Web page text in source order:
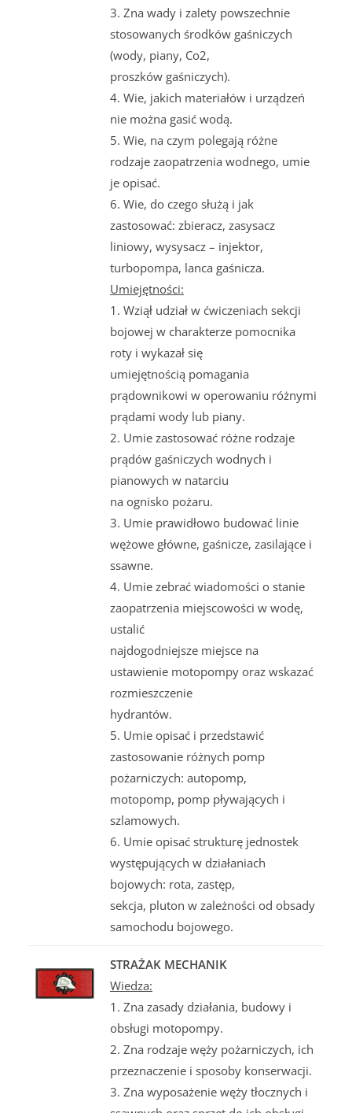
3. Zna wady i zalety powszechnie
stosowanych środków gaśniczych
(wody, piany, Co2,
proszków gaśniczych).
4. Wie, jakich materiałów i urządzeń
nie można gasić wodą.
5. Wie, na czym polegają różne
rodzaje zaopatrzenia wodnego, umie
je opisać.
6. Wie, do czego służą i jak
zastosować: zbieracz, zasysacz
liniowy, wysysacz – injektor,
turbopompa, lanca gaśnicza.
Umiejętności:
1. Wziął udział w ćwiczeniach sekcji
bojowej w charakterze pomocnika
roty i wykazał się
umiejętnością pomagania
prądownikowi w operowaniu różnymi
prądami wody lub piany.
2. Umie zastosować różne rodzaje
prądów gaśniczych wodnych i
pianowych w natarciu
na ognisko pożaru.
3. Umie prawidłowo budować linie
wężowe główne, gaśnicze, zasilające i
ssawne.
4. Umie zebrać wiadomości o stanie
zaopatrzenia miejscowości w wodę,
ustalić
najdogodniejsze miejsce na
ustawienie motopompy oraz wskazać
rozmieszczenie
hydrantów.
5. Umie opisać i przedstawić
zastosowanie różnych pomp
pożarniczych: autopomp,
motopomp, pomp pływających i
szlamowych.
6. Umie opisać strukturę jednostek
występujących w działaniach
bojowych: rota, zastęp,
sekcja, pluton w zależności od obsady
samochodu bojowego.
STRAŻAK MECHANIK
Wiedza:
1. Zna zasady działania, budowy i
obsługi motopompy.
2. Zna rodzaje węży pożarniczych, ich
przeznaczenie i sposoby konserwacji.
3. Zna wyposażenie węży tłocznych i